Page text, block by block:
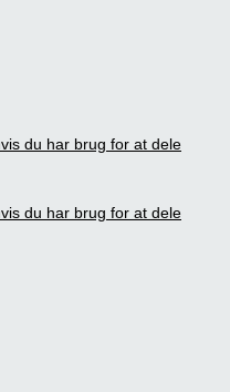
du har brug for at dele
du har brug for at dele